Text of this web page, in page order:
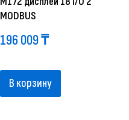
MODBUS
196 009₸
В корзину